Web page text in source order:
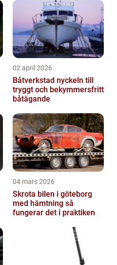
02 april 2026
Båtverkstad nyckeln till
tryggt och bekymmersfritt
båtägande
04 mars 2026
Skrota bilen i göteborg
med hämtning så
fungerar det i praktiken